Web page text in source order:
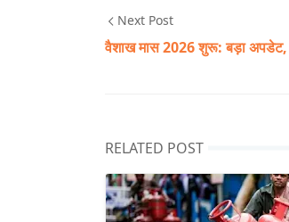
Next Post
वैशाख मास 2026 शुरू: बड़ा अपडेट,
RELATED POST